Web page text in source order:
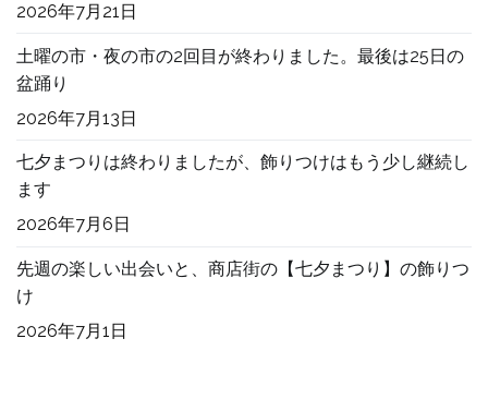
2026年7月21日
土曜の市・夜の市の2回目が終わりました。最後は25日の
盆踊り
2026年7月13日
七夕まつりは終わりましたが、飾りつけはもう少し継続し
ます
2026年7月6日
先週の楽しい出会いと、商店街の【七夕まつり】の飾りつ
け
2026年7月1日